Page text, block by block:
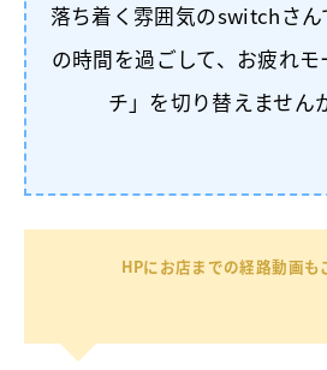
落ち着く雰囲気のswitchさ
の時間を過ごして、お疲れ
チ」を切り替えません
HPにお店までの経路動画